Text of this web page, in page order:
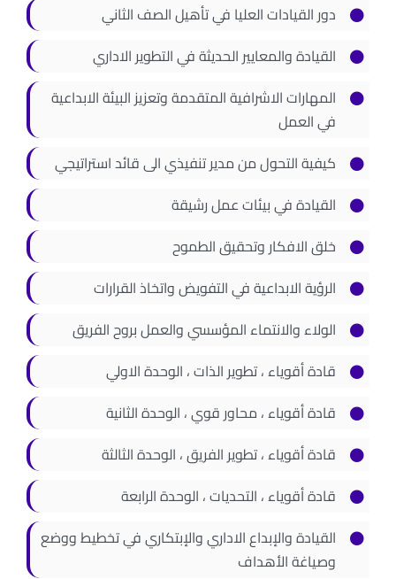
دور القيادات العليا في تأهيل الصف الثاني
القيادة والمعايير الحديثة في التطوير الاداري
المهارات الاشرافية المتقدمة وتعزيز البيئة الابداعية
في العمل
كيفية التحول من مدير تنفيذي الى قائد استراتيجي
القيادة في بيئات عمل رشيقة
خلق الافكار وتحقيق الطموح
الرؤية الابداعية في التفويض واتخاذ القرارات
الولاء والانتماء المؤسسي والعمل بروح الفريق
قادة أقوياء ، تطوير الذات ، الوحدة الاولي
قادة أقوياء ، محاور قوي ، الوحدة الثانية
قادة أقوياء ، تطوير الفريق ، الوحدة الثالثة
قادة أقوياء ، التحديات ، الوحدة الرابعة
القيادة والإبداع الاداري والإبتكاري في تخطيط ووضع
وصياغة الأهداف